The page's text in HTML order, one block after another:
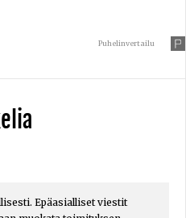
Puhelinvertailu
Epäasialliset viestit